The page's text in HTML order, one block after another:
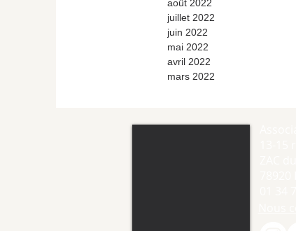
août 2022
juillet 2022
juin 2022
mai 2022
avril 2022
mars 2022